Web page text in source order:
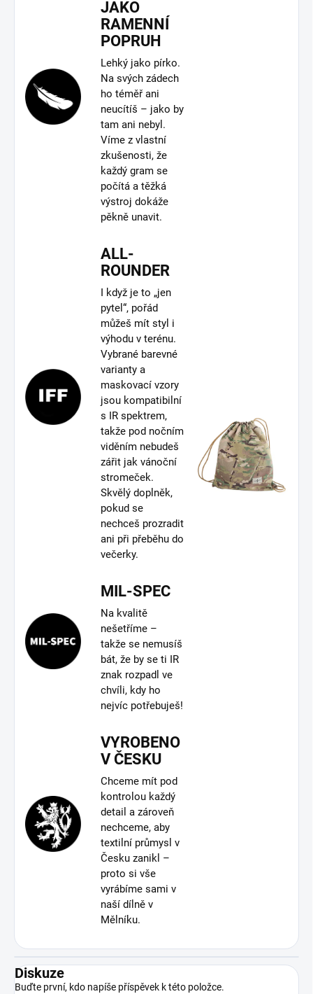
JAKO
RAMENNÍ
POPRUH
Lehký jako pírko.
Na svých zádech
ho téměř ani
neucítíš – jako by
tam ani nebyl.
Víme z vlastní
zkušenosti, že
každý gram se
počítá a těžká
výstroj dokáže
pěkně unavit.
ALL-
ROUNDER
I když je to „jen
pytel“, pořád
můžeš mít styl i
výhodu v terénu.
Vybrané barevné
varianty a
maskovací vzory
jsou kompatibilní
s IR spektrem,
takže pod nočním
viděním nebudeš
zářit jak vánoční
stromeček.
Skvělý doplněk,
pokud se
nechceš prozradit
ani při přeběhu do
večerky.
MIL-SPEC
Na kvalitě
nešetříme –
takže se nemusíš
bát, že by se ti IR
znak rozpadl ve
chvíli, kdy ho
nejvíc potřebuješ!
VYROBENO
V ČESKU
Chceme mít pod
kontrolou každý
detail a zároveň
nechceme, aby
textilní průmysl v
Česku zanikl –
proto si vše
vyrábíme sami v
naší dílně v
Mělníku.
Diskuze
Buďte první, kdo napíše příspěvek k této položce.